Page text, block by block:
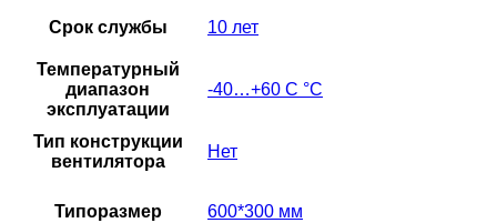
Срок службы 10 лет
Температурный
диапазон
эксплуатации
-40…+60 С °С
Тип конструкции
вентилятора
Нет
Типоразмер 600*300 мм